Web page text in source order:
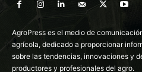
AgroPress es el medio de
agrícola, dedicado a proporcionar
sobre las tendencias, innovaciones y
productores y profesionales del agro.